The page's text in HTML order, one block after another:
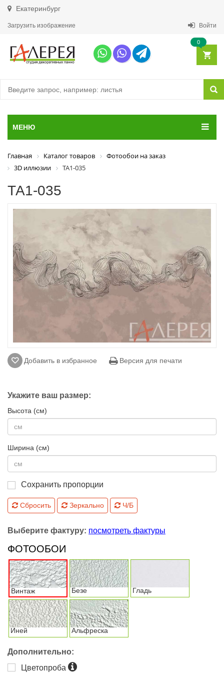
Екатеринбург
Загрузить изображение Войти
0
МЕНЮ
Главная Каталог товаров
Фотообои на заказ
3D иллюзии
ТА1-035
ТА1-035
Добавить в избранное Версия для печати
Укажите ваш размер:
Высота (см)
Ширина (см)
Сохранить пропорции
Сбросить Зеркально Ч/Б
Выберите фактуру: посмотреть фактуры
ФОТООБОИ
Винтаж Безе Гладь
Иней Альфреска
Дополнительно:
Цветопроба